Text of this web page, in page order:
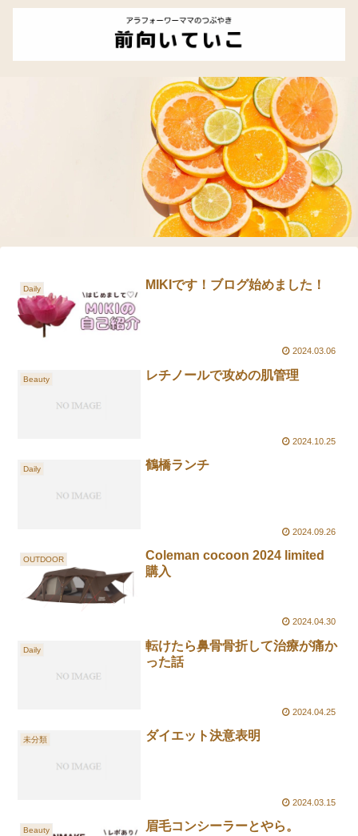
Daily MIKIです！ブログ始めました！
2024.03.06
Beauty レチノールで攻めの肌管理
2024.10.25
Daily 鶴橋ランチ
2024.09.26
OUTDOOR
Coleman cocoon 2024 limited
購入
2024.04.30
Daily
転けたら鼻骨骨折して治療が痛か
った話
2024.04.25
未分類 ダイエット決意表明
2024.03.15
Beauty 眉毛コンシーラーとやら。